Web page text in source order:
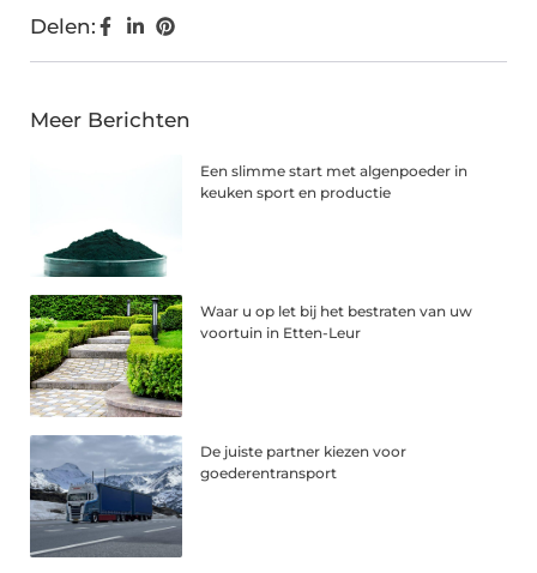
Delen:
Meer Berichten
Een slimme start met algenpoeder in
keuken sport en productie
Waar u op let bij het bestraten van uw
voortuin in Etten-Leur
De juiste partner kiezen voor
goederentransport